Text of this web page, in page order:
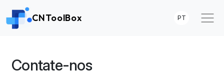
CNToolBox PT
Contate-nos